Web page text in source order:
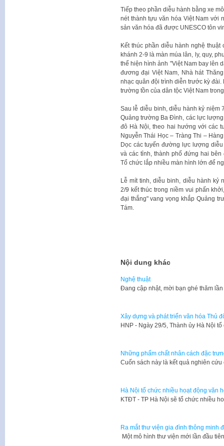
Tiếp theo phần diễu hành bằng xe
nét thành tựu văn hóa Việt Nam với
sản văn hóa đã được UNESCO tôn
Kết thúc phần diễu hành nghệ
khánh 2-9 là màn múa lân, ly, quy,
thể hiện hình ảnh "Việt Nam bay lên
đương đại Việt Nam, Nhà hát
nhạc quân đội trình diễn trước kỳ
trường tồn của dân tộc Việt Nam
Sau lễ diễu binh, diễu hành kỷ niệm
Quảng trường Ba Đình, các lực
đô Hà Nội, theo hai hướng với các
Nguyễn Thái Học – Tràng Thi –
Dọc các tuyến đường lực lượng
và các tỉnh, thành phố đứng hai
Tổ chức lắp nhiều màn hình lớn để
Lễ mít tinh, diễu binh, diễu hành kỷ
2/9 kết thúc trong niềm vui phấn
đại thắng" vang vọng khắp Quảng
Tám.
Nội dung khác
Nghệ thuật
​Đang cập nhật, mời bạn ghé thăm lần
Xây dựng và phát triển văn hóa Thủ
​HNP - Ngày 29/5, Thành ủy Hà Nội
Những phẩm chất nhân cách đặc
​Cuốn sách này là kết quả nghiên
Hà Nội tổ chức nhiều hoạt động văn
​KTĐT - TP Hà Nội sẽ tổ chức nhiều
Ra mắt thư viện gia đình thông minh
Một mô hình thư viện mới lần đầu